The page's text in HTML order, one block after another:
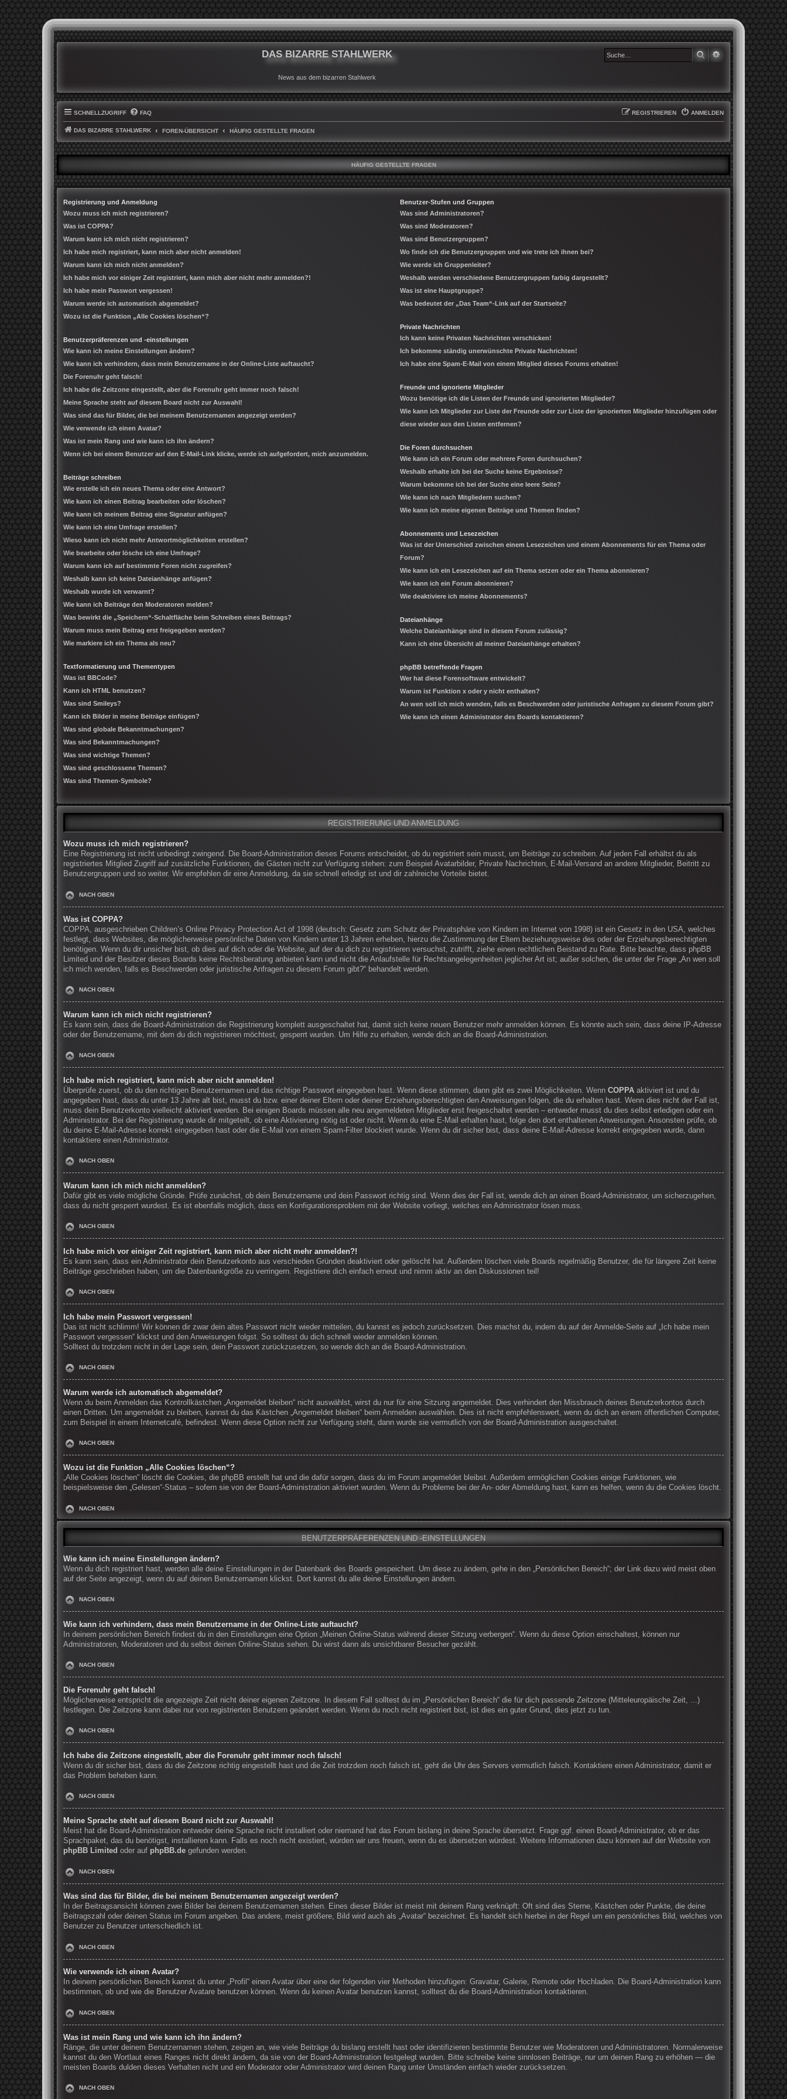
DAS BIZARRE STAHLWERK
News aus dem bizarren Stahlwerk
SUCHE
SCHNELLZUGRIFF FAQ ANMELDEN
REGISTRIEREN
DAS BIZARRE STAHLWERK FOREN-ÜBERSICHT HÄUFIG GESTELLTE FRAGEN
HÄUFIG GESTELLTE FRAGEN
Registrierung und Anmeldung
Wozu muss ich mich registrieren?
Was ist COPPA?
Warum kann ich mich nicht registrieren?
Ich habe mich registriert, kann mich aber nicht anmelden!
Warum kann ich mich nicht anmelden?
Ich habe mich vor einiger Zeit registriert, kann mich aber nicht mehr anmelden?!
Ich habe mein Passwort vergessen!
Warum werde ich automatisch abgemeldet?
Wozu ist die Funktion „Alle Cookies löschen“?
Benutzerpräferenzen und -einstellungen
Wie kann ich meine Einstellungen ändern?
Wie kann ich verhindern, dass mein Benutzername in der Online-Liste auftaucht?
Die Forenuhr geht falsch!
Ich habe die Zeitzone eingestellt, aber die Forenuhr geht immer noch falsch!
Meine Sprache steht auf diesem Board nicht zur Auswahl!
Was sind das für Bilder, die bei meinem Benutzernamen angezeigt werden?
Wie verwende ich einen Avatar?
Was ist mein Rang und wie kann ich ihn ändern?
Wenn ich bei einem Benutzer auf den E-Mail-Link klicke, werde ich aufgefordert, mich anzumelden.
Beiträge schreiben
Wie erstelle ich ein neues Thema oder eine Antwort?
Wie kann ich einen Beitrag bearbeiten oder löschen?
Wie kann ich meinem Beitrag eine Signatur anfügen?
Wie kann ich eine Umfrage erstellen?
Wieso kann ich nicht mehr Antwortmöglichkeiten erstellen?
Wie bearbeite oder lösche ich eine Umfrage?
Warum kann ich auf bestimmte Foren nicht zugreifen?
Weshalb kann ich keine Dateianhänge anfügen?
Weshalb wurde ich verwarnt?
Wie kann ich Beiträge den Moderatoren melden?
Was bewirkt die „Speichern“-Schaltfläche beim Schreiben eines Beitrags?
Warum muss mein Beitrag erst freigegeben werden?
Wie markiere ich ein Thema als neu?
Textformatierung und Thementypen
Was ist BBCode?
Kann ich HTML benutzen?
Was sind Smileys?
Kann ich Bilder in meine Beiträge einfügen?
Was sind globale Bekanntmachungen?
Was sind Bekanntmachungen?
Was sind wichtige Themen?
Was sind geschlossene Themen?
Was sind Themen-Symbole?
Benutzer-Stufen und Gruppen
Was sind Administratoren?
Was sind Moderatoren?
Was sind Benutzergruppen?
Wo finde ich die Benutzergruppen und wie trete ich ihnen bei?
Wie werde ich Gruppenleiter?
Weshalb werden verschiedene Benutzergruppen farbig dargestellt?
Was ist eine Hauptgruppe?
Was bedeutet der „Das Team“-Link auf der Startseite?
Private Nachrichten
Ich kann keine Privaten Nachrichten verschicken!
Ich bekomme ständig unerwünschte Private Nachrichten!
Ich habe eine Spam-E-Mail von einem Mitglied dieses Forums erhalten!
Freunde und ignorierte Mitglieder
Wozu benötige ich die Listen der Freunde und ignorierten Mitglieder?
Wie kann ich Mitglieder zur Liste der Freunde oder zur Liste der ignorierten Mitglieder hinzufügen oder
diese wieder aus den Listen entfernen?
Die Foren durchsuchen
Wie kann ich ein Forum oder mehrere Foren durchsuchen?
Weshalb erhalte ich bei der Suche keine Ergebnisse?
Warum bekomme ich bei der Suche eine leere Seite?
Wie kann ich nach Mitgliedern suchen?
Wie kann ich meine eigenen Beiträge und Themen finden?
Abonnements und Lesezeichen
Was ist der Unterschied zwischen einem Lesezeichen und einem Abonnements für ein Thema oder
Forum?
Wie kann ich ein Lesezeichen auf ein Thema setzen oder ein Thema abonnieren?
Wie kann ich ein Forum abonnieren?
Wie deaktiviere ich meine Abonnements?
Dateianhänge
Welche Dateianhänge sind in diesem Forum zulässig?
Kann ich eine Übersicht all meiner Dateianhänge erhalten?
phpBB betreffende Fragen
Wer hat diese Forensoftware entwickelt?
Warum ist Funktion x oder y nicht enthalten?
An wen soll ich mich wenden, falls es Beschwerden oder juristische Anfragen zu diesem Forum gibt?
Wie kann ich einen Administrator des Boards kontaktieren?
REGISTRIERUNG UND ANMELDUNG
Wozu muss ich mich registrieren?
Eine Registrierung ist nicht unbedingt zwingend. Die Board-Administration dieses Forums entscheidet, ob du registriert sein musst, um Beiträge zu schreiben. Auf jeden Fall erhältst du als
registriertes Mitglied Zugriff auf zusätzliche Funktionen, die Gästen nicht zur Verfügung stehen: zum Beispiel Avatarbilder, Private Nachrichten, E-Mail-Versand an andere Mitglieder, Beitritt zu
Benutzergruppen und so weiter. Wir empfehlen dir eine Anmeldung, da sie schnell erledigt ist und dir zahlreiche Vorteile bietet.
NACH OBEN
Was ist COPPA?
COPPA, ausgeschrieben Children’s Online Privacy Protection Act of 1998 (deutsch: Gesetz zum Schutz der Privatsphäre von Kindern im Internet von 1998) ist ein Gesetz in den USA, welches
festlegt, dass Websites, die möglicherweise persönliche Daten von Kindern unter 13 Jahren erheben, hierzu die Zustimmung der Eltern beziehungsweise des oder der Erziehungsberechtigten
benötigen. Wenn du dir unsicher bist, ob dies auf dich oder die Website, auf der du dich zu registrieren versuchst, zutrifft, ziehe einen rechtlichen Beistand zu Rate. Bitte beachte, dass phpBB
Limited und der Besitzer dieses Boards keine Rechtsberatung anbieten kann und nicht die Anlaufstelle für Rechtsangelegenheiten jeglicher Art ist; außer solchen, die unter der Frage „An wen soll
ich mich wenden, falls es Beschwerden oder juristische Anfragen zu diesem Forum gibt?“ behandelt werden.
NACH OBEN
Warum kann ich mich nicht registrieren?
Es kann sein, dass die Board-Administration die Registrierung komplett ausgeschaltet hat, damit sich keine neuen Benutzer mehr anmelden können. Es könnte auch sein, dass deine IP-Adresse
oder der Benutzername, mit dem du dich registrieren möchtest, gesperrt wurden. Um Hilfe zu erhalten, wende dich an die Board-Administration.
NACH OBEN
Ich habe mich registriert, kann mich aber nicht anmelden!
Überprüfe zuerst, ob du den richtigen Benutzernamen und das richtige Passwort eingegeben hast. Wenn diese stimmen, dann gibt es zwei Möglichkeiten. Wenn COPPA aktiviert ist und du
angegeben hast, dass du unter 13 Jahre alt bist, musst du bzw. einer deiner Eltern oder deiner Erziehungsberechtigten den Anweisungen folgen, die du erhalten hast. Wenn dies nicht der Fall ist,
muss dein Benutzerkonto vielleicht aktiviert werden. Bei einigen Boards müssen alle neu angemeldeten Mitglieder erst freigeschaltet werden – entweder musst du dies selbst erledigen oder ein
Administrator. Bei der Registrierung wurde dir mitgeteilt, ob eine Aktivierung nötig ist oder nicht. Wenn du eine E-Mail erhalten hast, folge den dort enthaltenen Anweisungen. Ansonsten prüfe, ob
du deine E-Mail-Adresse korrekt eingegeben hast oder die E-Mail von einem Spam-Filter blockiert wurde. Wenn du dir sicher bist, dass deine E-Mail-Adresse korrekt eingegeben wurde, dann
kontaktiere einen Administrator.
NACH OBEN
Warum kann ich mich nicht anmelden?
Dafür gibt es viele mögliche Gründe. Prüfe zunächst, ob dein Benutzername und dein Passwort richtig sind. Wenn dies der Fall ist, wende dich an einen Board-Administrator, um sicherzugehen,
dass du nicht gesperrt wurdest. Es ist ebenfalls möglich, dass ein Konfigurationsproblem mit der Website vorliegt, welches ein Administrator lösen muss.
NACH OBEN
Ich habe mich vor einiger Zeit registriert, kann mich aber nicht mehr anmelden?!
Es kann sein, dass ein Administrator dein Benutzerkonto aus verschieden Gründen deaktiviert oder gelöscht hat. Außerdem löschen viele Boards regelmäßig Benutzer, die für längere Zeit keine
Beiträge geschrieben haben, um die Datenbankgröße zu verringern. Registriere dich einfach erneut und nimm aktiv an den Diskussionen teil!
NACH OBEN
Ich habe mein Passwort vergessen!
Das ist nicht schlimm! Wir können dir zwar dein altes Passwort nicht wieder mitteilen, du kannst es jedoch zurücksetzen. Dies machst du, indem du auf der Anmelde-Seite auf „Ich habe mein
Passwort vergessen“ klickst und den Anweisungen folgst. So solltest du dich schnell wieder anmelden können.
Solltest du trotzdem nicht in der Lage sein, dein Passwort zurückzusetzen, so wende dich an die Board-Administration.
NACH OBEN
Warum werde ich automatisch abgemeldet?
Wenn du beim Anmelden das Kontrollkästchen „Angemeldet bleiben“ nicht auswählst, wirst du nur für eine Sitzung angemeldet. Dies verhindert den Missbrauch deines Benutzerkontos durch
einen Dritten. Um angemeldet zu bleiben, kannst du das Kästchen „Angemeldet bleiben“ beim Anmelden auswählen. Dies ist nicht empfehlenswert, wenn du dich an einem öffentlichen Computer,
zum Beispiel in einem Internetcafé, befindest. Wenn diese Option nicht zur Verfügung steht, dann wurde sie vermutlich von der Board-Administration ausgeschaltet.
NACH OBEN
Wozu ist die Funktion „Alle Cookies löschen“?
„Alle Cookies löschen“ löscht die Cookies, die phpBB erstellt hat und die dafür sorgen, dass du im Forum angemeldet bleibst. Außerdem ermöglichen Cookies einige Funktionen, wie
beispielsweise den „Gelesen“-Status – sofern sie von der Board-Administration aktiviert wurden. Wenn du Probleme bei der An- oder Abmeldung hast, kann es helfen, wenn du die Cookies löscht.
NACH OBEN
BENUTZERPRÄFERENZEN UND -EINSTELLUNGEN
Wie kann ich meine Einstellungen ändern?
Wenn du dich registriert hast, werden alle deine Einstellungen in der Datenbank des Boards gespeichert. Um diese zu ändern, gehe in den „Persönlichen Bereich“; der Link dazu wird meist oben
auf der Seite angezeigt, wenn du auf deinen Benutzernamen klickst. Dort kannst du alle deine Einstellungen ändern.
NACH OBEN
Wie kann ich verhindern, dass mein Benutzername in der Online-Liste auftaucht?
In deinem persönlichen Bereich findest du in den Einstellungen eine Option „Meinen Online-Status während dieser Sitzung verbergen“. Wenn du diese Option einschaltest, können nur
Administratoren, Moderatoren und du selbst deinen Online-Status sehen. Du wirst dann als unsichtbarer Besucher gezählt.
NACH OBEN
Die Forenuhr geht falsch!
Möglicherweise entspricht die angezeigte Zeit nicht deiner eigenen Zeitzone. In diesem Fall solltest du im „Persönlichen Bereich“ die für dich passende Zeitzone (Mitteleuropäische Zeit, ...)
festlegen. Die Zeitzone kann dabei nur von registrierten Benutzern geändert werden. Wenn du noch nicht registriert bist, ist dies ein guter Grund, dies jetzt zu tun.
NACH OBEN
Ich habe die Zeitzone eingestellt, aber die Forenuhr geht immer noch falsch!
Wenn du dir sicher bist, dass du die Zeitzone richtig eingestellt hast und die Zeit trotzdem noch falsch ist, geht die Uhr des Servers vermutlich falsch. Kontaktiere einen Administrator, damit er
das Problem beheben kann.
NACH OBEN
Meine Sprache steht auf diesem Board nicht zur Auswahl!
Meist hat die Board-Administration entweder deine Sprache nicht installiert oder niemand hat das Forum bislang in deine Sprache übersetzt. Frage ggf. einen Board-Administrator, ob er das
Sprachpaket, das du benötigst, installieren kann. Falls es noch nicht existiert, würden wir uns freuen, wenn du es übersetzen würdest. Weitere Informationen dazu können auf der Website von
phpBB Limited oder auf phpBB.de gefunden werden.
NACH OBEN
Was sind das für Bilder, die bei meinem Benutzernamen angezeigt werden?
In der Beitragsansicht können zwei Bilder bei deinem Benutzernamen stehen. Eines dieser Bilder ist meist mit deinem Rang verknüpft: Oft sind dies Sterne, Kästchen oder Punkte, die deine
Beitragszahl oder deinen Status im Forum angeben. Das andere, meist größere, Bild wird auch als „Avatar“ bezeichnet. Es handelt sich hierbei in der Regel um ein persönliches Bild, welches von
Benutzer zu Benutzer unterschiedlich ist.
NACH OBEN
Wie verwende ich einen Avatar?
In deinem persönlichen Bereich kannst du unter „Profil“ einen Avatar über eine der folgenden vier Methoden hinzufügen: Gravatar, Galerie, Remote oder Hochladen. Die Board-Administration kann
bestimmen, ob und wie die Benutzer Avatare benutzen können. Wenn du keinen Avatar benutzen kannst, solltest du die Board-Administration kontaktieren.
NACH OBEN
Was ist mein Rang und wie kann ich ihn ändern?
Ränge, die unter deinem Benutzernamen stehen, zeigen an, wie viele Beiträge du bislang erstellt hast oder identifizieren bestimmte Benutzer wie Moderatoren und Administratoren. Normalerweise
kannst du den Wortlaut eines Ranges nicht direkt ändern, da sie von der Board-Administration festgelegt wurden. Bitte schreibe keine sinnlosen Beiträge, nur um deinen Rang zu erhöhen — die
meisten Boards dulden dieses Verhalten nicht und ein Moderator oder Administrator wird deinen Rang unter Umständen einfach wieder zurücksetzen.
NACH OBEN